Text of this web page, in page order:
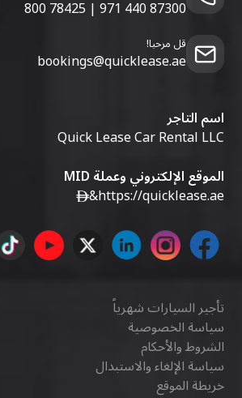
800 78425 | 971 440 87300
قل مرحبا!
bookings@quicklease.ae
اسم التاجر
Quick Lease Car Rental LLC
الموقع الإلكتروني وعملة MID
https://quicklease.ae
&
تأجير السيارات شهرياً
سياسة الخصوصية
الشروط والأحكام
سياسة الإلغاء والاستبدال
خريطة الموقع